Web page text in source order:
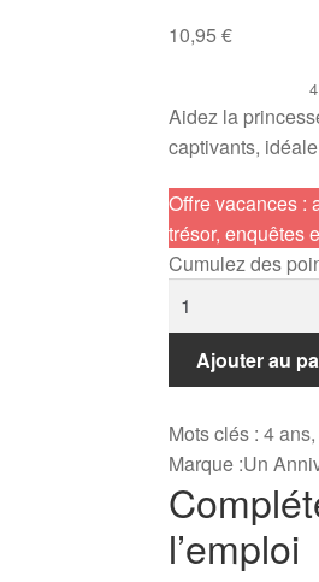
10,95€
Aidez la
captivants,
Offre vacances :
trésor, enquêtes
Cumulez des
de
Chasse
au
Princesse
(4-
5
ans)
Ajouter au
Mots clés :4 ans
Marque :Un
l’emploi